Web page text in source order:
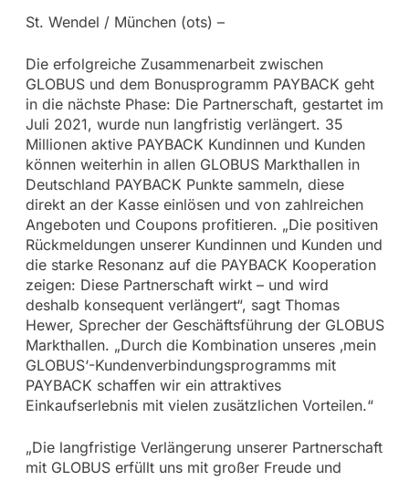
St. Wendel / München (ots) –
Die erfolgreiche Zusammenarbeit zwischen
GLOBUS und dem Bonusprogramm PAYBACK geht
in die nächste Phase: Die Partnerschaft, gestartet im
Juli 2021, wurde nun langfristig verlängert. 35
Millionen aktive PAYBACK Kundinnen und Kunden
können weiterhin in allen GLOBUS Markthallen in
Deutschland PAYBACK Punkte sammeln, diese
direkt an der Kasse einlösen und von zahlreichen
Angeboten und Coupons profitieren. „Die positiven
Rückmeldungen unserer Kundinnen und Kunden und
die starke Resonanz auf die PAYBACK Kooperation
zeigen: Diese Partnerschaft wirkt – und wird
deshalb konsequent verlängert“, sagt Thomas
Hewer, Sprecher der Geschäftsführung der GLOBUS
Markthallen. „Durch die Kombination unseres ‚mein
GLOBUS‘-Kundenverbindungsprogramms mit
PAYBACK schaffen wir ein attraktives
Einkaufserlebnis mit vielen zusätzlichen Vorteilen.“
„Die langfristige Verlängerung unserer Partnerschaft
mit GLOBUS erfüllt uns mit großer Freude und